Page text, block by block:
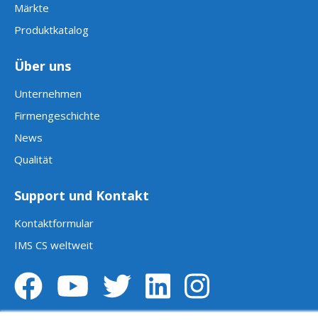
Märkte
Produktkatalog
Über uns
Unternehmen
Firmengeschichte
News
Qualität
Support und Kontakt
Kontaktformular
IMS CS weltweit